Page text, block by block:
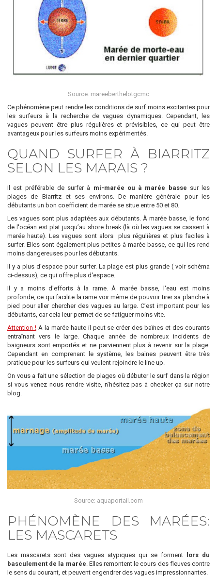
Source: mareeberthelotgcmc
Ce phénomène peut rendre les conditions de surf moins excitantes pour
les surfeurs à la recherche de vagues dynamiques. Cependant, les
vagues peuvent être plus régulières et prévisibles, ce qui peut être
avantageux pour les surfeurs moins expérimentés.
QUAND SURFER À BIARRITZ
SELON LES MARAIS ?
Il est préférable de surfer à mi-marée ou à marée basse sur les
plages de Biarritz et ses environs. De manière générale pour les
débutants un bon coefficient de marée se situe entre 50 et 80.
Les vagues sont plus adaptées aux débutants. À marée basse, le fond
de l'océan est plat jusqu’au shore break (là où les vagues se cassent à
marée haute). Les vagues sont alors plus régulières et plus faciles à
surfer. Elles sont également plus petites à marée basse, ce qui les rend
moins dangereuses pour les débutants.
Il y a plus d'espace pour surfer. La plage est plus grande ( voir schéma
ci-dessus), ce qui offre plus d'espace.
Il y a moins d'efforts à la rame. À marée basse, l'eau est moins
profonde, ce qui facilite la rame voir même de pouvoir tirer sa planche à
pied pour aller chercher des vagues au large. C’est important pour les
débutants, car cela leur permet de se fatiguer moins vite.
Attention !A la marée haute il peut se créer des baïnes et des courants
entraînant vers le large. Chaque année de nombreux incidents de
baigneurs sont emportés et ne parviennent plus à revenir sur la plage.
Cependant en comprenant le système, les baïnes peuvent être très
pratique pour les surfeurs qui veulent rejoindre le line up.
On vous a fait une sélection de plages où débuter le surf dans la région
si vous venez nous rendre visite, n’hésitez pas àchecker ça sur notre
blog.
Source: aquaportail.com
PHÉNOMÈNE DES MARÉES:
LES MASCARETS
Les mascarets sont des vagues atypiques qui se forment
lors du
basculement de la marée. Elles remontent le cours des fleuves contre
le sens du courant, et peuvent engendrer des vagues impressionnantes.